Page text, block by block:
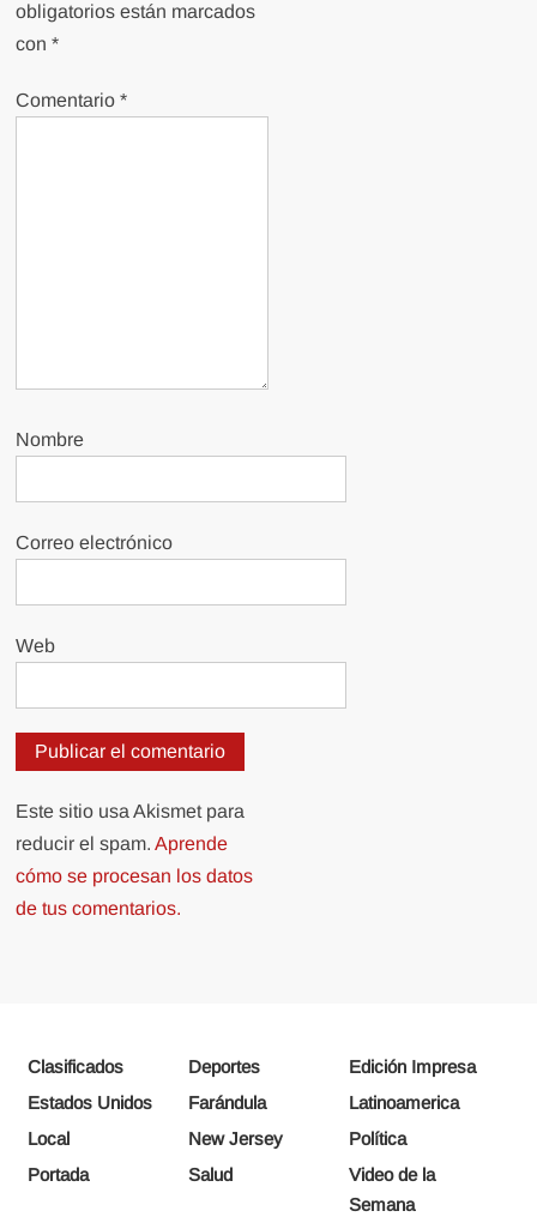
obligatorios están marcados
con*
Comentario*
Nombre
Correo electrónico
Web
Este sitio usa Akismet para
reducir el spam.Aprende
cómo se procesan los datos
de tus comentarios.
Clasificados Deportes
Edición Impresa
Estados Unidos
Farándula
Latinoamerica
Local
New Jersey
Política
Portada
Salud
Video de la
Semana